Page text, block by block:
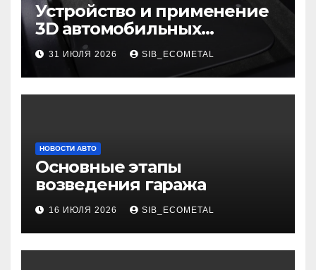
Устройство и применение
3D автомобильных
ковриков
31 ИЮЛЯ 2026 SIB_ECOMETAL
НОВОСТИ АВТО
Основные этапы
возведения гаража
16 ИЮЛЯ 2026 SIB_ECOMETAL